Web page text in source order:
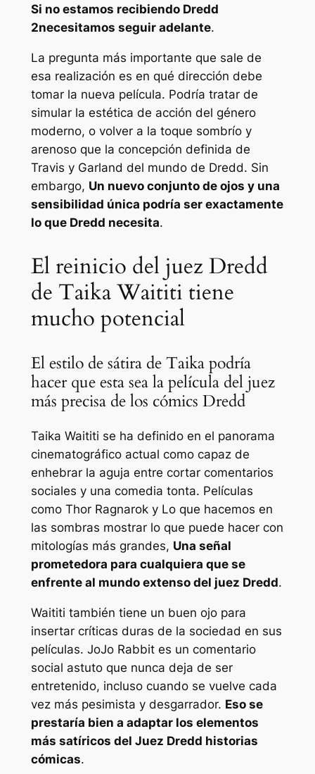
Si no estamos recibiendo Dredd
2necesitamos seguir adelante.
La pregunta más importante que sale de
esa realización es en qué dirección debe
tomar la nueva película. Podría tratar de
simular la estética de acción del género
moderno, o volver a la toque sombrío y
arenoso que la concepción definida de
Travis y Garland del mundo de Dredd. Sin
embargo, Un nuevo conjunto de ojos y una
sensibilidad única podría ser exactamente
lo que Dredd necesita.
El reinicio del juez Dredd
de Taika Waititi tiene
mucho potencial
El estilo de sátira de Taika podría
hacer que esta sea la película del juez
más precisa de los cómics Dredd
Taika Waititi se ha definido en el panorama
cinematográfico actual como capaz de
enhebrar la aguja entre cortar comentarios
sociales y una comedia tonta. Películas
como Thor Ragnaroky Lo que hacemos en
las sombras mostrar lo que puede hacer con
mitologías más grandes, Una señal
prometedora para cualquiera que se
enfrente al mundo extenso del juez Dredd.
Waititi también tiene un buen ojo para
insertar críticas duras de la sociedad en sus
películas. JoJo Rabbites un comentario
social astuto que nunca deja de ser
entretenido, incluso cuando se vuelve cada
vez más pesimista y desgarrador. Eso se
prestaría bien a adaptar los elementos
más satíricos del Juez Dredd historias
cómicas.